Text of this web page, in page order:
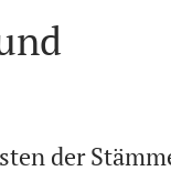
der